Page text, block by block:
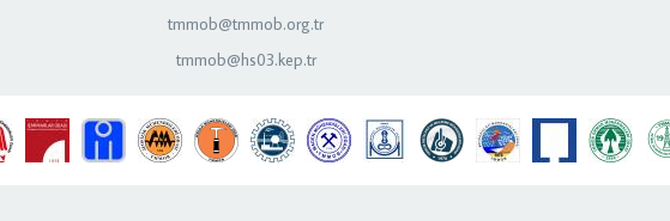
tmmob@tmmob.org.tr
tmmob@hs03.kep.tr